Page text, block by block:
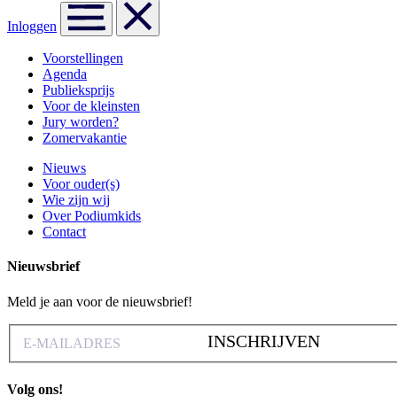
Inloggen
Voorstellingen
Agenda
Publieksprijs
Voor de kleinsten
Jury worden?
Zomervakantie
Nieuws
Voor ouder(s)
Wie zijn wij
Over Podiumkids
Contact
Nieuwsbrief
Meld je aan voor de nieuwsbrief!
INSCHRIJVEN
Volg ons!